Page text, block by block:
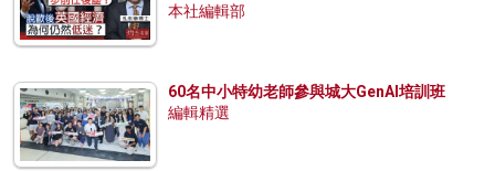
本社編輯部
60名中小特幼老師參與城大GenAI培訓班
編輯精選